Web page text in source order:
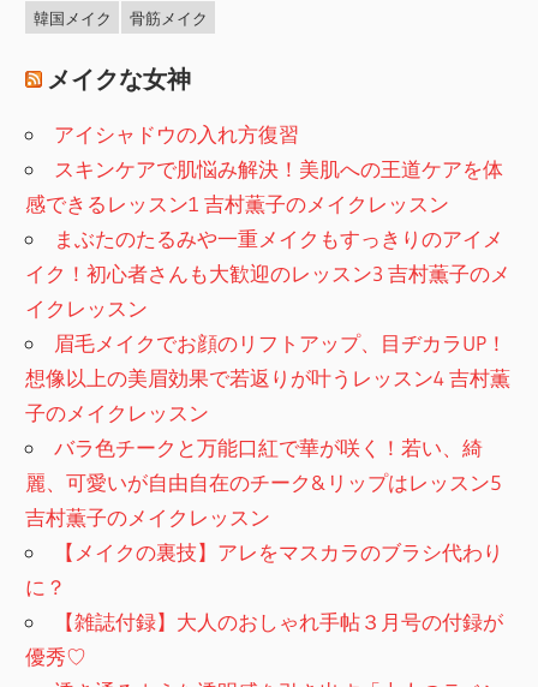
韓国メイク
骨筋メイク
メイクな女神
アイシャドウの入れ方復習
スキンケアで肌悩み解決！美肌への王道ケアを体
感できるレッスン1 吉村薫子のメイクレッスン
まぶたのたるみや一重メイクもすっきりのアイメ
イク！初心者さんも大歓迎のレッスン3 吉村薫子のメ
イクレッスン
眉毛メイクでお顔のリフトアップ、目ヂカラUP！
想像以上の美眉効果で若返りが叶うレッスン4 吉村薫
子のメイクレッスン
バラ色チークと万能口紅で華が咲く！若い、綺
麗、可愛いが自由自在のチーク&リップはレッスン5
吉村薫子のメイクレッスン
【メイクの裏技】アレをマスカラのブラシ代わり
に？
【雑誌付録】大人のおしゃれ手帖３月号の付録が
優秀♡